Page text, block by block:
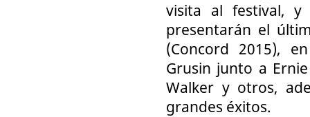
visita al festival, y
presentarán el
(Concord 2015),
Grusin junto a
Walker y otros,
grandes éxitos.